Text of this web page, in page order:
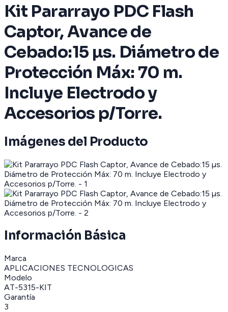
Kit Pararrayo PDC Flash
Captor, Avance de
Cebado:15 µs. Diámetro de
Protección Máx: 70 m.
Incluye Electrodo y
Accesorios p/Torre.
Imágenes del Producto
Información Básica
Marca
APLICACIONES TECNOLOGICAS
Modelo
AT-5315-KIT
Garantía
3